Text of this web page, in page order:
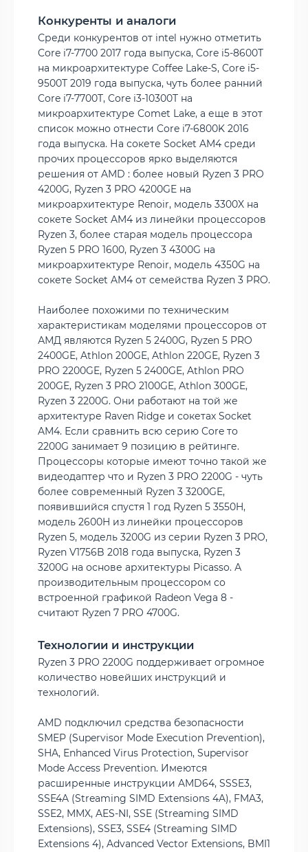
Конкуренты и аналоги
Среди конкурентов от intel нужно отметить
Core i7-7700 2017 года выпуска, Core i5-8600T
на микроархитектуре Coffee Lake-S, Core i5-
9500T 2019 года выпуска, чуть более ранний
Core i7-7700T, Core i3-10300T на
микроархитектуре Comet Lake, а еще в этот
список можно отнести Core i7-6800K 2016
года выпуска. На сокете Socket AM4 среди
прочих процессоров ярко выделяются
решения от AMD : более новый Ryzen 3 PRO
4200G, Ryzen 3 PRO 4200GE на
микроархитектуре Renoir, модель 3300X на
сокете Socket AM4 из линейки процессоров
Ryzen 3, более старая модель процессора
Ryzen 5 PRO 1600, Ryzen 3 4300G на
микроархитектуре Renoir, модель 4350G на
сокете Socket AM4 от семейства Ryzen 3 PRO.
Наиболее похожими по техническим
характеристикам моделями процессоров от
АМД являются Ryzen 5 2400G, Ryzen 5 PRO
2400GE, Athlon 200GE, Athlon 220GE, Ryzen 3
PRO 2200GE, Ryzen 5 2400GE, Athlon PRO
200GE, Ryzen 3 PRO 2100GE, Athlon 300GE,
Ryzen 3 2200G. Они работают на той же
архитектуре Raven Ridge и сокетах Socket
AM4. Если сравнить всю серию Core то
2200G занимает 9 позицию в рейтинге.
Процессоры которые имеют точно такой же
видеодаптер что и Ryzen 3 PRO 2200G - чуть
более современный Ryzen 3 3200GE,
появившийся спустя 1 год Ryzen 5 3550H,
модель 2600H из линейки процессоров
Ryzen 5, модель 3200G из серии Ryzen 3 PRO,
Ryzen V1756B 2018 года выпуска, Ryzen 3
3200G на основе архитектуры Picasso. А
производительным процессором со
встроенной графикой Radeon Vega 8 -
считают Ryzen 7 PRO 4700G.
Технологии и инструкции
Ryzen 3 PRO 2200G поддерживает огромное
количество новейших инструкций и
технологий.
AMD подключил средства безопасности
SMEP (Supervisor Mode Execution Prevention),
SHA, Enhanced Virus Protection, Supervisor
Mode Access Prevention. Имеются
расширенные инструкции AMD64, SSSE3,
SSE4A (Streaming SIMD Extensions 4A), FMA3,
SSE2, MMX, AES-NI, SSE (Streaming SIMD
Extensions), SSE3, SSE4 (Streaming SIMD
Extensions 4), Advanced Vector Extensions, BMI1